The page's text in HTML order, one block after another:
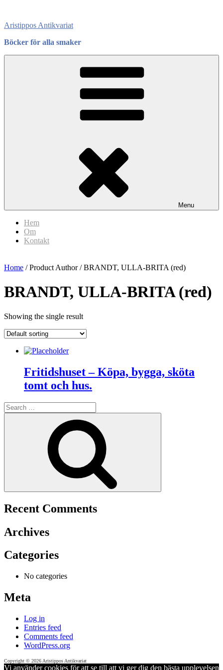
content
Aristippos Antikvariat
Böcker för alla smaker
Menu
Hem
Om
Kontakt
Home / Product Author / BRANDT, ULLA-BRITA (red)
BRANDT, ULLA-BRITA (red)
Showing the single result
Fritidshuset – Köpa, bygga, sköta
tomt och hus.
Search
for:
Recent Comments
Archives
Categories
No categories
Meta
Log in
Entries feed
Comments feed
WordPress.org
Copyright © 2026 Aristippos Antikvariat
Vi använder cookies för att se till att vi ger dig den bästa upplevelsen